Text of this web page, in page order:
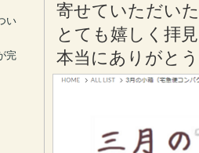
寄せていただい
とても嬉しく拝
本当にありがと
い
完